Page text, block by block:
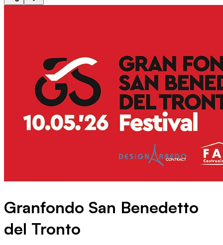
Granfondo San Benedetto
del Tronto